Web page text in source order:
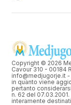
Copyright © 2026
Cavour 310 - 00184
info@medjugorje.it
in quanto viene
pertanto
n. 62 del
interamente